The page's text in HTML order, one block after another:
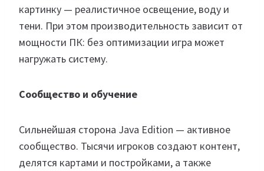
картинку — реалистичное освещение, воду и
тени. При этом производительность зависит от
мощности ПК: без оптимизации игра может
нагружать систему.
Сообщество и обучение
Сильнейшая сторона Java Edition — активное
сообщество. Тысячи игроков создают контент,
делятся картами и постройками, а также